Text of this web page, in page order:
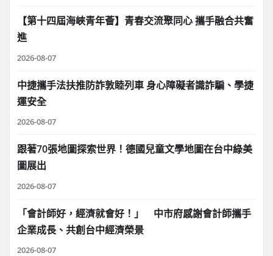
【第十四屆海峽青年薈】青春交流聚同心 攜手融合共奮
進
2026-08-07
中捷攜手法扶推防詐敦睦列車 身心障礙者識詐騙、學捷
運安全
2026-08-07
跟著70張地圖探索世界！德國兒童文學地圖在台中綠美
圖展出
2026-08-07
「會計師好，經濟就會好！」 中市府感謝會計師攜手
企業成長、共創台中經濟榮景
2026-08-07